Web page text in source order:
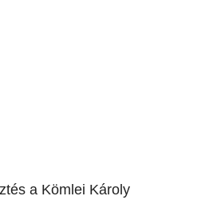
a Kömlei Károly